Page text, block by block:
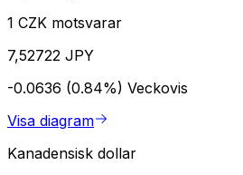
1 CZK motsvarar
7,52722 JPY
-0.0636 (0.84%) Veckovis
Visa diagram
Kanadensisk dollar